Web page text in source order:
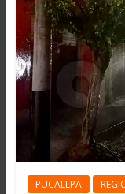
PUCALLPA